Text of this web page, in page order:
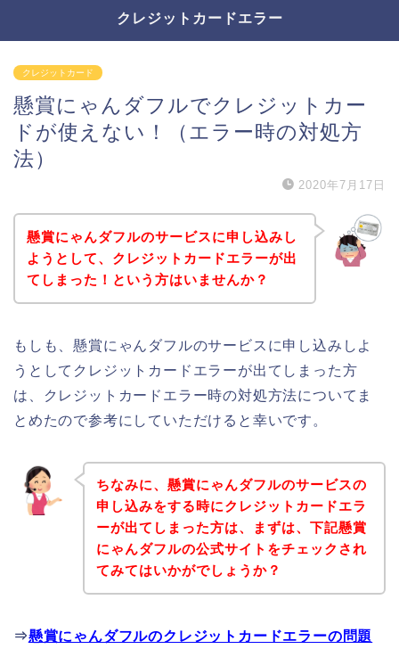
クレジットカードエラー
クレジットカード
懸賞にゃんダフルでクレジットカー
ドが使えない！（エラー時の対処方
法）
2020年7月17日
懸賞にゃんダフルのサービスに申し込みし
ようとして、クレジットカードエラーが出
てしまった！という方はいませんか？
もしも、懸賞にゃんダフルのサービスに申し込みしよ
うとしてクレジットカードエラーが出てしまった方
は、クレジットカードエラー時の対処方法についてま
とめたので参考にしていただけると幸いです。
ちなみに、懸賞にゃんダフルのサービスの
申し込みをする時にクレジットカードエラ
ーが出てしまった方は、まずは、下記懸賞
にゃんダフルの公式サイトをチェックされ
てみてはいかがでしょうか？
⇒懸賞にゃんダフルのクレジットカードエラーの問題